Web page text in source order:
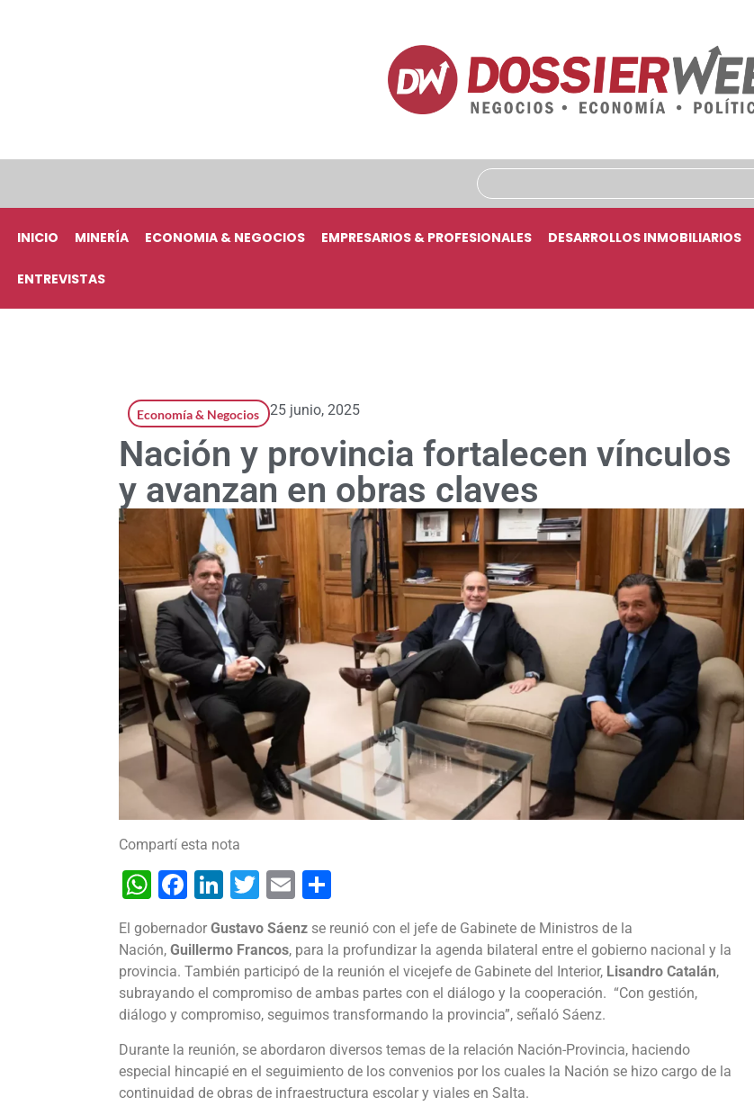
INICIO MINERÍA ECONOMIA & NEGOCIOS EMPRESARIOS & PROFESIONALES DESARROLLOS INMOBILIARIOS
ENTREVISTAS
Economía & Negocios 25 junio, 2025
Nación y provincia fortalecen vínculos
y avanzan en obras claves
Compartí esta nota
WhatsApp
Facebook
LinkedIn
Twitter
Email
El gobernador Gustavo Sáenz se reunió con el jefe de Gabinete de Ministros de la
Nación, Guillermo Francos, para la profundizar la agenda bilateral entre el gobierno nacional y la
provincia. También participó de la reunión el vicejefe de Gabinete del Interior, Lisandro Catalán,
subrayando el compromiso de ambas partes con el diálogo y la cooperación. “Con gestión,
diálogo y compromiso, seguimos transformando la provincia”, señaló Sáenz.
Durante la reunión, se abordaron diversos temas de la relación Nación-Provincia, haciendo
especial hincapié en el seguimiento de los convenios por los cuales la Nación se hizo cargo de la
continuidad de obras de infraestructura escolar y viales en Salta.